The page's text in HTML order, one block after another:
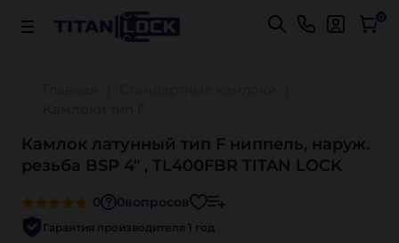
Важно! Для оплаты заказов Подробнее 0
Камлок латунный тип F ниппель, наруж.
резьба BSP 4" , TL400FBR TITAN LOCK
0 0вопросов
Гарантия производителя 1 год